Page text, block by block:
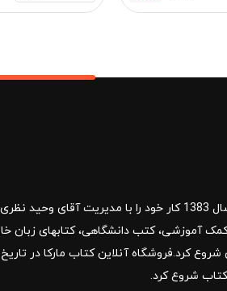
اصلی:
فعلی:
بانک کتاب مارکا در سال 1383 کار خود را با مدیریت
کتاب شروع کرد.